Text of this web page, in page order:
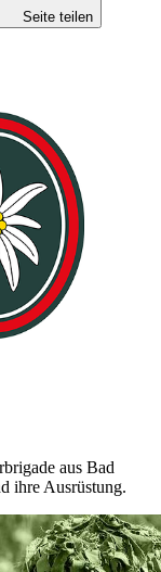
Seite teilen
aus Bad
ihre Ausrüstung.